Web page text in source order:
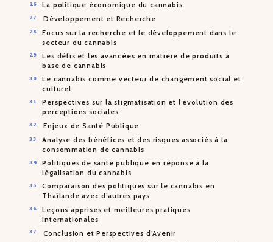
La politique économique du cannabis
Développement et Recherche
Focus sur la recherche et le développement dans le
secteur du cannabis
Les défis et les avancées en matière de produits à
base de cannabis
Le cannabis comme vecteur de changement social et
culturel
Perspectives sur la stigmatisation et l’évolution des
perceptions sociales
Enjeux de Santé Publique
Analyse des bénéfices et des risques associés à la
consommation de cannabis
Politiques de santé publique en réponse à la
légalisation du cannabis
Comparaison des politiques sur le cannabis en
Thaïlande avec d’autres pays
Leçons apprises et meilleures pratiques
internationales
Conclusion et Perspectives d’Avenir